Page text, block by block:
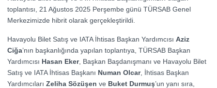
toplantısı, 21 Ağustos 2025 Perşembe günü TÜRSAB Genel
Merkezimizde hibrit olarak gerçekleştirildi.
Havayolu Bilet Satış ve IATA İhtisas Başkan Yardımcısı Aziz
Ciğa’nın başkanlığında yapılan toplantıya, TÜRSAB Başkan
Yardımcısı Hasan Eker, Başkan Başdanışmanı ve Havayolu Bilet
Satış ve IATA İhtisas Başkanı Numan Olcar, İhtisas Başkan
Yardımcıları Zeliha Sözüşen ve Buket Durmuş’un yanı sıra,